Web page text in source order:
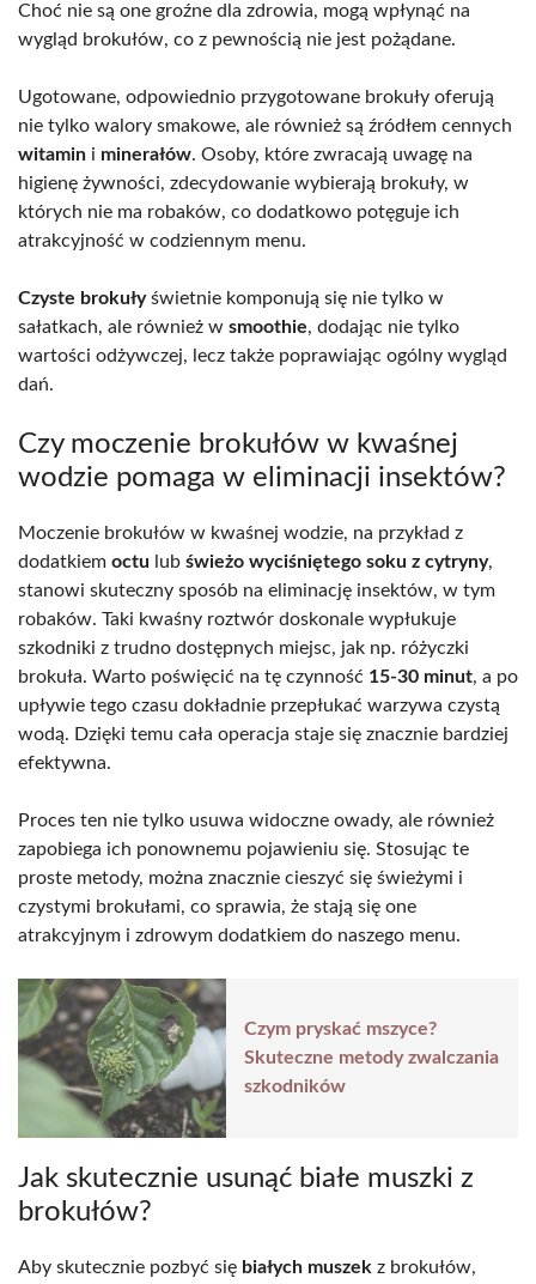
Choć nie są one groźne dla zdrowia, mogą wpłynąć na
wygląd brokułów, co z pewnością nie jest pożądane.
Ugotowane, odpowiednio przygotowane brokuły oferują
nie tylko walory smakowe, ale również są źródłem cennych
witamin i minerałów. Osoby, które zwracają uwagę na
higienę żywności, zdecydowanie wybierają brokuły, w
których nie ma robaków, co dodatkowo potęguje ich
atrakcyjność w codziennym menu.
Czyste brokułyświetnie komponują się nie tylko w
sałatkach, ale również w smoothie, dodając nie tylko
wartości odżywczej, lecz także poprawiając ogólny wygląd
dań.
Czy moczenie brokułów w kwaśnej
wodzie pomaga w eliminacji insektów?
Moczenie brokułów w kwaśnej wodzie, na przykład z
dodatkiem octu lub świeżo wyciśniętego soku z cytryny,
stanowi skuteczny sposób na eliminację insektów, w tym
robaków. Taki kwaśny roztwór doskonale wypłukuje
szkodniki z trudno dostępnych miejsc, jak np. różyczki
brokuła. Warto poświęcić na tę czynność 15-30 minut, a po
upływie tego czasu dokładnie przepłukać warzywa czystą
wodą. Dzięki temu cała operacja staje się znacznie bardziej
efektywna.
Proces ten nie tylko usuwa widoczne owady, ale również
zapobiega ich ponownemu pojawieniu się. Stosując te
proste metody, można znacznie cieszyć się świeżymi i
czystymi brokułami, co sprawia, że stają się one
atrakcyjnym i zdrowym dodatkiem do naszego menu.
Czym pryskać mszyce?
Skuteczne metody zwalczania
szkodników
Jak skutecznie usunąć białe muszki z
brokułów?
Aby skutecznie pozbyć się białych muszek z brokułów,